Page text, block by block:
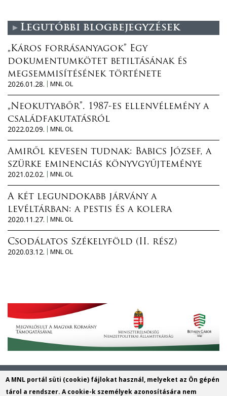
Legutóbbi blogbejegyzések
„Káros forrásanyagok” Egy
dokumentumkötet betiltásának és
megsemmisítésének története
2026.01.28.
MNL OL
„Neokutyabőr”. 1987-es ellenvélemény a
családfakutatásról
2022.02.09.
MNL OL
Amiről kevesen tudnak: Babics József, a
szürke eminenciás könyvgyűjteménye
2021.02.02.
MNL OL
A két legundokabb járvány a
levéltárban: a pestis és a kolera
2020.11.27.
MNL OL
Csodálatos Székelyföld (II. rész)
2020.03.12.
MNL OL
Magyar Nemzeti Levéltár Veszprém
Vármegyei Levéltára
A MNL portál süti (cookie) fájlokat használ, melyeket az Ön gépén
tárol a rendszer. A cookie-k személyek azonosítására nem